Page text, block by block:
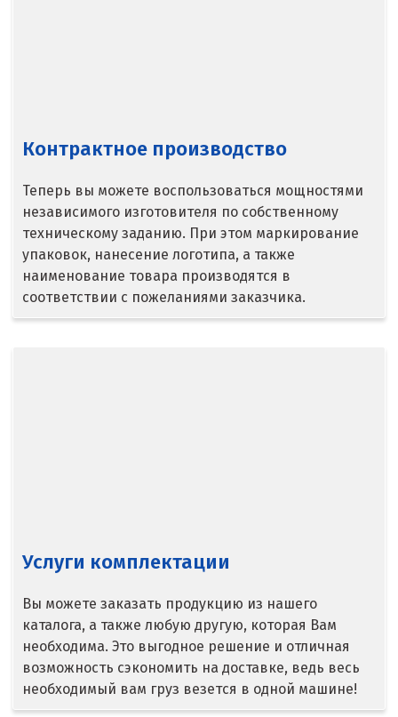
Нижний Тагил
Новгород
Новокоалиновый
Новокузнецк
Новороссийск
О
Одинцово
Омск
Контрактное производство
Теперь вы можете воспользоваться мощностями
независимого изготовителя по собственному
техническому заданию. При этом маркирование
упаковок, нанесение логотипа, а также
наименование товара производятся в
соответствии с пожеланиями заказчика.
Услуги комплектации
Вы можете заказать продукцию из нашего
каталога, а также любую другую, которая Вам
необходима. Это выгодное решение и отличная
возможность сэкономить на доставке, ведь весь
необходимый вам груз везется в одной машине!